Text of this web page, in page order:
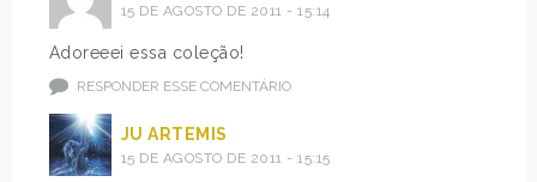
15 DE AGOSTO DE 2011 - 15:14
Adoreeei essa coleção!
RESPONDER ESSE COMENTÁRIO
JU ARTEMIS
15 DE AGOSTO DE 2011 - 15:15